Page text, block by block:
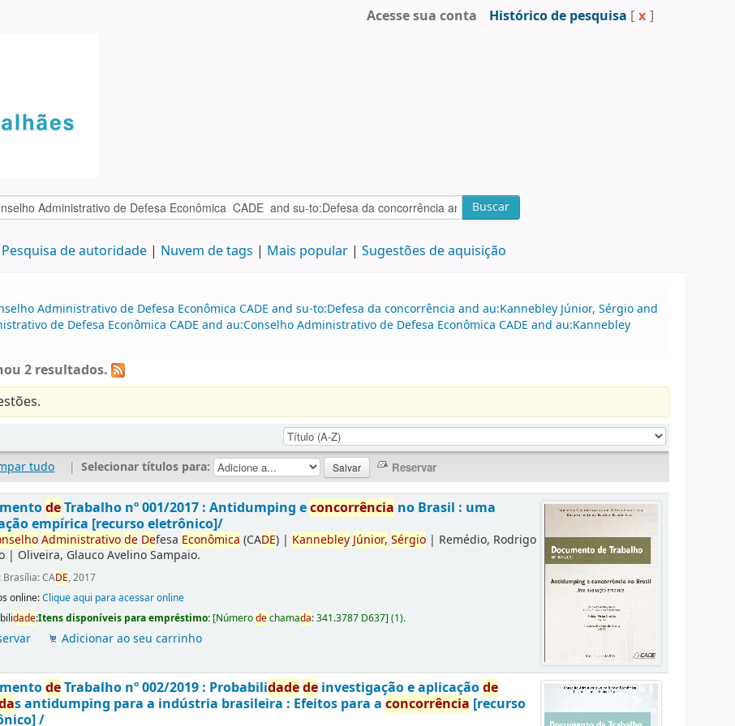
Acesse sua conta Histórico de pesquisa [ x ]
Buscar
Pesquisa de autoridade Nuvem de tags Mais popular Sugestões de aquisição
Administrativo de Defesa Econômica CADE and su-to:Defesa da concorrência and au:Kannebley Júnior, Sérgio and
de Defesa Econômica CADE and au:Conselho Administrativo de Defesa Econômica CADE and au:Kannebley
2 resultados.
tudo | Selecionar títulos para:
deTrabalho nº 001/2017 : Antidumping econcorrência no Brasil : uma
empírica [recurso eletrônico]/
Administrativode Defesa Econômica (CADE) | KannebleyJúnior, Sérgio | Remédio, Rodrigo
| Oliveira, Glauco Avelino Sampaio.
Brasília: CADE, 2017
online:Clique aqui para acessar online
dade:Itens disponíveis para empréstimo: [Númerodechamada:341.3787 D637](1).
Adicionar ao seu carrinho
deTrabalho nº 002/2019 : Probabilidadede investigação e aplicaçãode
s antidumping para a indústria brasileira : Efeitos para aconcorrência [recurso
/